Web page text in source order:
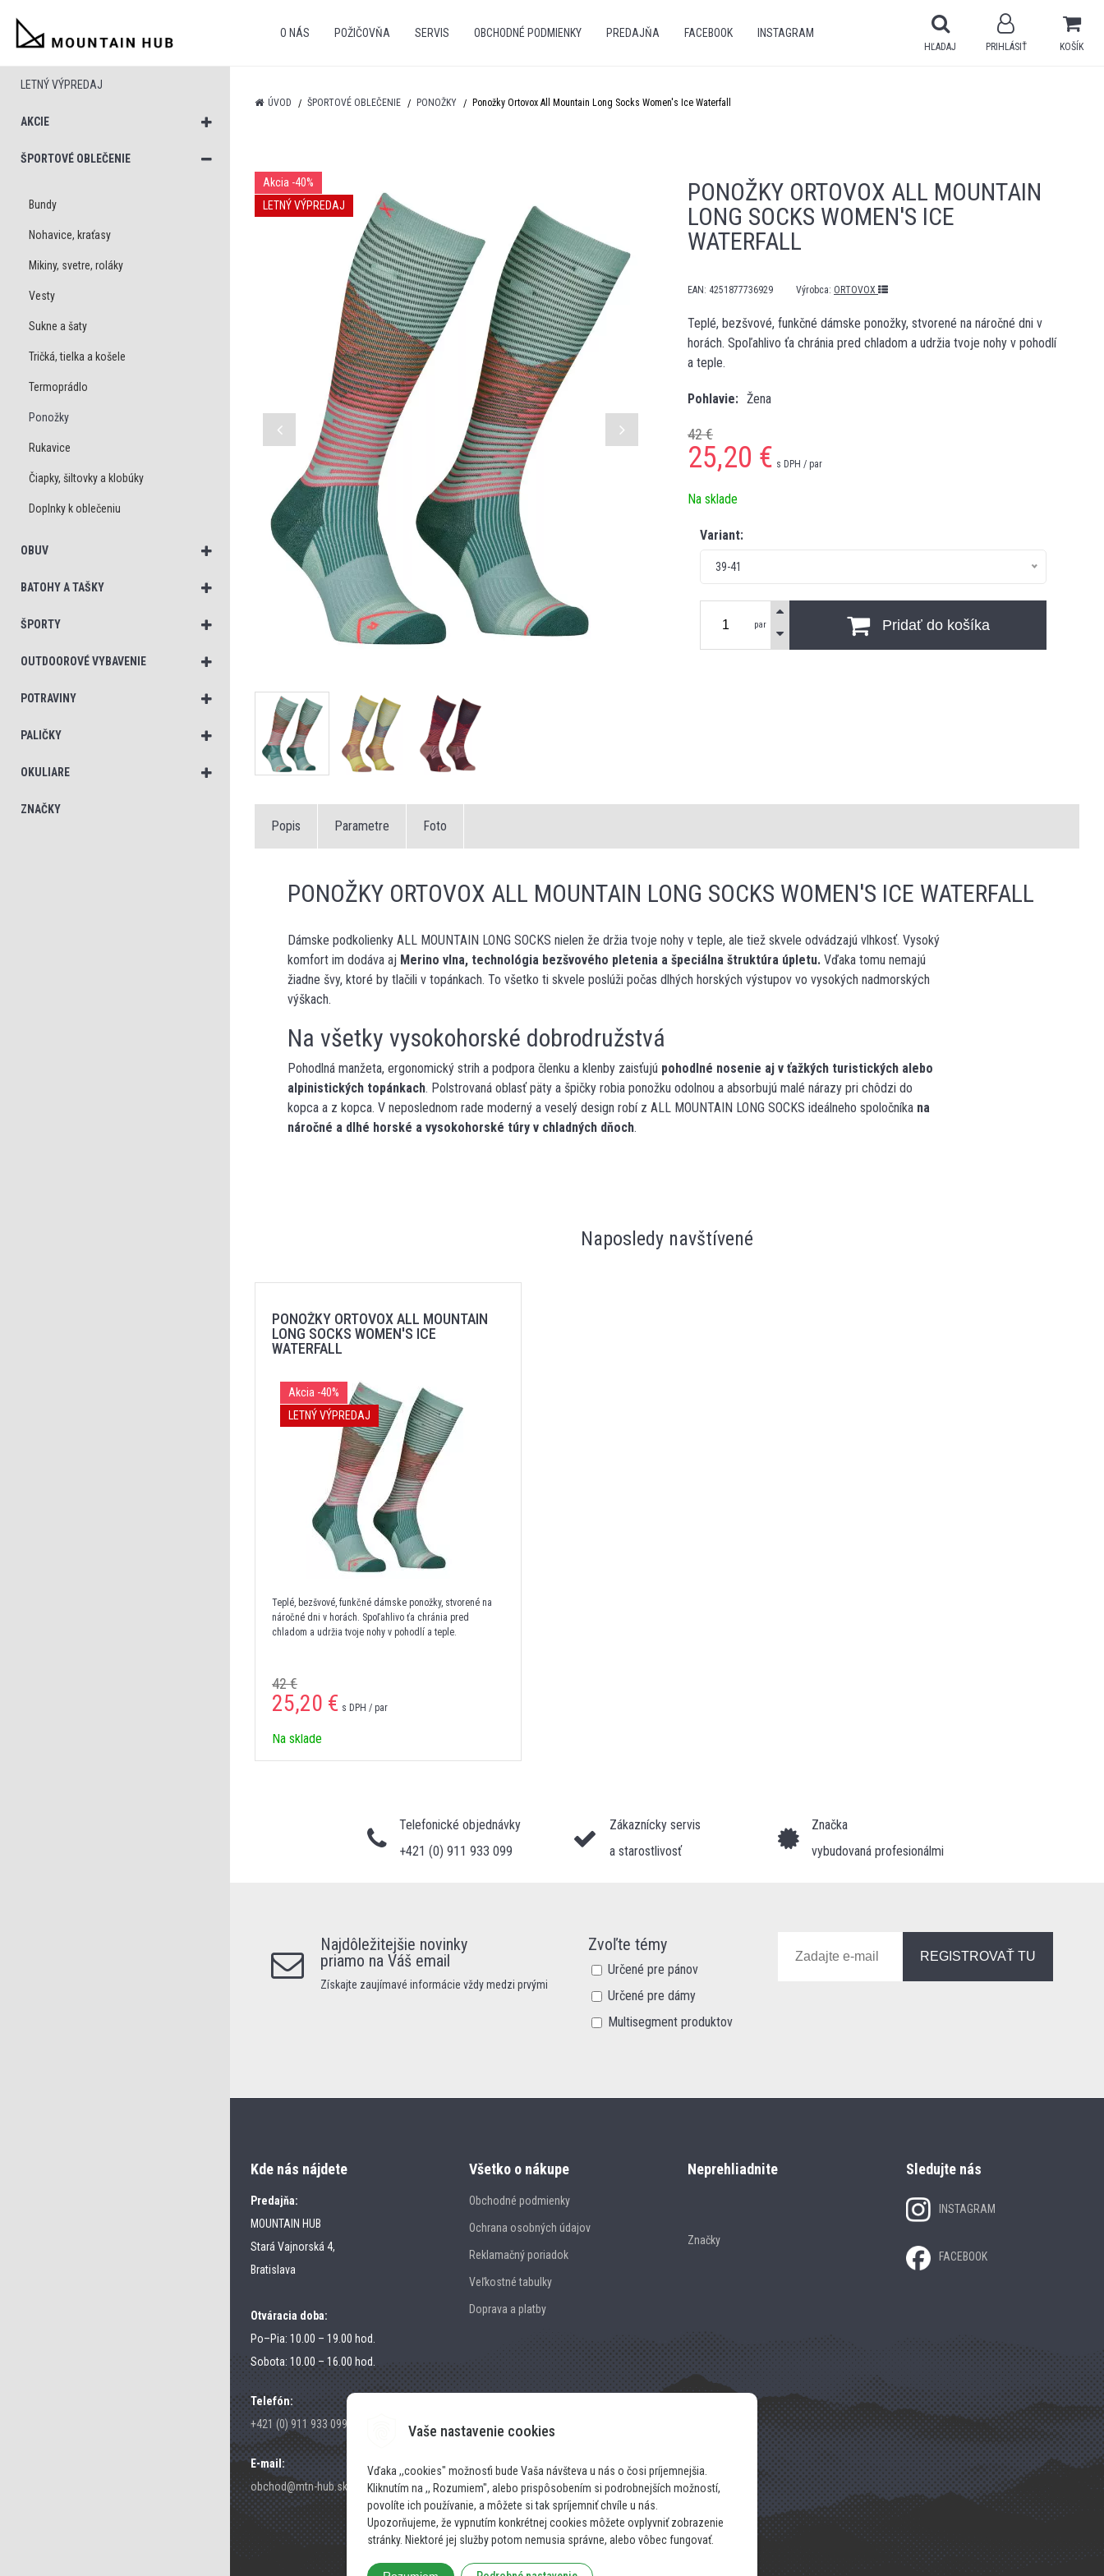
Vaše nastavenie cookies
Vďaka ,,cookies" možnosťi bude Vaša návšteva u nás o čosi príjemnejšia.
Kliknutím na ,, Rozumiem", alebo prispôsobením si podrobnejších možností,
povolíte ich používanie, a môžete si tak spríjemniť chvíle u nás.
Upozorňujeme, že vypnutím konkrétnej cookies môžete ovplyvniť zobrazenie
stránky. Niektoré jej služby potom nemusia správne, alebo vôbec fungovať.
O NÁS POŽIČOVŇA SERVIS OBCHODNÉ PODMIENKY PREDAJŇA FACEBOOK INSTAGRAM
KOŠÍK
PRIHLÁSIŤ
HĽADAJ
LETNÝ VÝPREDAJ
AKCIE
ŠPORTOVÉ OBLEČENIE
Bundy
Nohavice, kraťasy
Mikiny, svetre, roláky
Vesty
Sukne a šaty
Tričká, tielka a košele
Termoprádlo
Ponožky
Rukavice
Čiapky, šiltovky a klobúky
Doplnky k oblečeniu
OBUV
BATOHY A TAŠKY
ŠPORTY
OUTDOOROVÉ VYBAVENIE
POTRAVINY
PALIČKY
OKULIARE
ZNAČKY
ÚVOD ŠPORTOVÉ OBLEČENIE PONOŽKY Ponožky Ortovox All Mountain Long Socks Women's Ice Waterfall
Akcia -40%
LETNÝ VÝPREDAJ
PONOŽKY ORTOVOX ALL MOUNTAIN
LONG SOCKS WOMEN'S ICE
WATERFALL
EAN: 4251877736929 Výrobca: ORTOVOX
Teplé, bezšvové, funkčné dámske ponožky, stvorené na náročné dni v
horách. Spoľahlivo ťa chránia pred chladom a udržia tvoje nohy v pohodlí
a teple.
Pohlavie Žena
42 €
25,20 € s DPH / par
Na sklade
Variant:
39-41
par Pridať do košíka
Popis Parametre Foto
PONOŽKY ORTOVOX ALL MOUNTAIN LONG SOCKS WOMEN'S ICE WATERFALL
Dámske podkolienky ALL MOUNTAIN LONG SOCKS nielen že držia tvoje nohy v teple, ale tiež skvele odvádzajú vlhkosť. Vysoký
komfort im dodáva aj Merino vlna, technológia bezšvového pletenia a špeciálna štruktúra úpletu. Vďaka tomu nemajú
žiadne švy, ktoré by tlačili v topánkach. To všetko ti skvele poslúži počas dlhých horských výstupov vo vysokých nadmorských
výškach.
Na všetky vysokohorské dobrodružstvá
Pohodlná manžeta, ergonomický strih a podpora členku a klenby zaisťujú pohodlné nosenie aj v ťažkých turistických alebo
alpinistických topánkach. Polstrovaná oblasť päty a špičky robia ponožku odolnou a absorbujú malé nárazy pri chôdzi do
kopca a z kopca. V neposlednom rade moderný a veselý design robí z ALL MOUNTAIN LONG SOCKS ideálneho spoločníka na
náročné a dlhé horské a vysokohorské túry v chladných dňoch.
Naposledy navštívené
PONOŽKY ORTOVOX ALL MOUNTAIN
LONG SOCKS WOMEN'S ICE
WATERFALL
Akcia -40%
LETNÝ VÝPREDAJ
Teplé, bezšvové, funkčné dámske ponožky, stvorené na
náročné dni v horách. Spoľahlivo ťa chránia pred
chladom a udržia tvoje nohy v pohodlí a teple.
42 €
25,20 € s DPH / par
Na sklade
Telefonické objednávky
+421 (0) 911 933 099
Zákaznícky servis
a starostlivosť
Značka
vybudovaná profesionálmi
Najdôležitejšie novinky
priamo na Váš email
Získajte zaujímavé informácie vždy medzi prvými
Zvoľte témy
Určené pre pánov
Určené pre dámy
Multisegment produktov
REGISTROVAŤ TU
Kde nás nájdete
Predajňa:
MOUNTAIN HUB
Stará Vajnorská 4,
Bratislava
Otváracia doba:
Po–Pia: 10.00 – 19.00 hod.
Sobota: 10.00 – 16.00 hod.
Telefón:
+421 (0) 911 933 099
E-mail:
obchod@mtn-hub.sk
Všetko o nákupe
Obchodné podmienky
Ochrana osobných údajov
Reklamačný poriadok
Veľkostné tabulky
Doprava a platby
Neprehliadnite
Značky
Sledujte nás
INSTAGRAM
FACEBOOK